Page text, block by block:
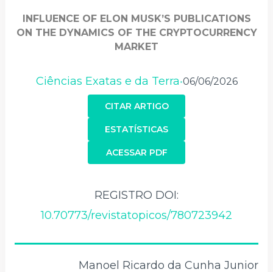
INFLUENCE OF ELON MUSK’S PUBLICATIONS
ON THE DYNAMICS OF THE CRYPTOCURRENCY
MARKET
Ciências Exatas e da Terra •06/06/2026
CITAR ARTIGO
ACESSAR PDF
ESTATÍSTICAS
REGISTRO DOI:
10.70773/revistatopicos/780723942
Manoel Ricardo da Cunha Junior